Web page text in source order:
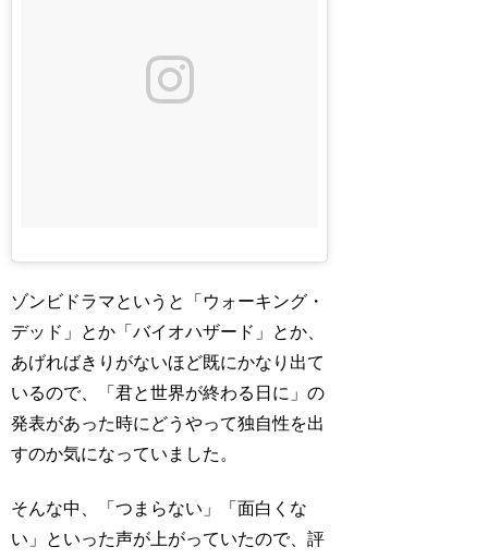
ゾンビドラマというと「ウォーキング・
デッド」とか「バイオハザード」とか、
あげればきりがないほど既にかなり出て
いるので、「君と世界が終わる日に」の
発表があった時にどうやって独自性を出
すのか気になっていました。
そんな中、「つまらない」「面白くな
い」といった声が上がっていたので、評